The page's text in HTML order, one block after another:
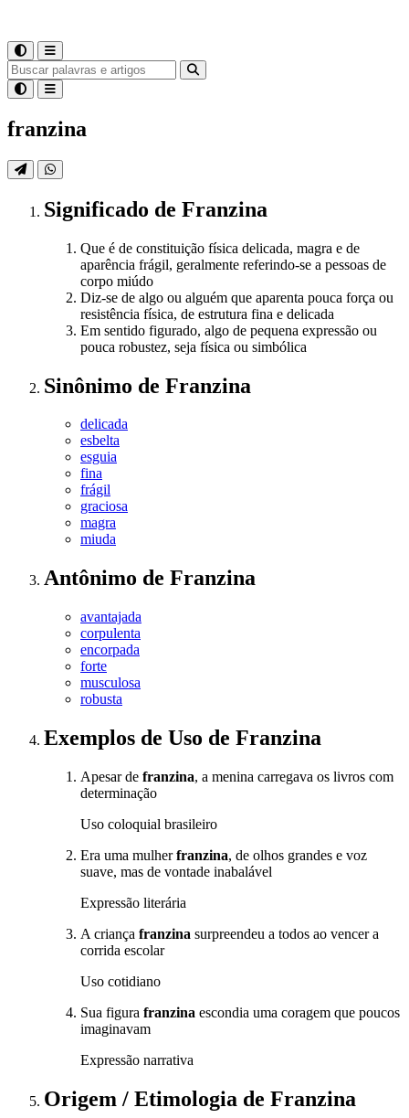
franzina
Significado de Franzina
Que é de constituição física delicada, magra e de
aparência frágil, geralmente referindo-se a pessoas de
corpo miúdo
Diz-se de algo ou alguém que aparenta pouca força ou
resistência física, de estrutura fina e delicada
Em sentido figurado, algo de pequena expressão ou
pouca robustez, seja física ou simbólica
Sinônimo de Franzina
delicada
esbelta
esguia
fina
frágil
graciosa
magra
miuda
Antônimo de Franzina
avantajada
corpulenta
encorpada
forte
musculosa
robusta
Exemplos de Uso de Franzina
Apesar de franzina, a menina carregava os livros com
determinação
Uso coloquial brasileiro
Era uma mulherfranzina, de olhos grandes e voz
suave, mas de vontade inabalável
Expressão literária
A criança franzina surpreendeu a todos ao vencer a
corrida escolar
Uso cotidiano
Sua figura franzina escondia uma coragem que poucos
imaginavam
Expressão narrativa
Origem / Etimologia de Franzina